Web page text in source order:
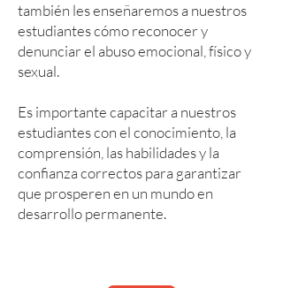
también les enseñaremos a nuestros
estudiantes cómo reconocer y
denunciar el abuso emocional, físico y
sexual.
Es importante capacitar a nuestros
estudiantes con el conocimiento, la
comprensión, las habilidades y la
confianza correctos para garantizar
que prosperen en un mundo en
desarrollo permanente.